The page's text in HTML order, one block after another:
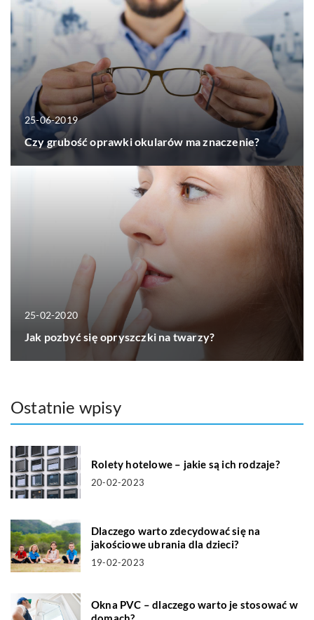
25-06-2019
Czy grubość oprawki okularów ma znaczenie?
25-02-2020
Jak pozbyć się opryszczki na twarzy?
Ostatnie wpisy
Rolety hotelowe – jakie są ich rodzaje?
20-02-2023
Dlaczego warto zdecydować się na
jakościowe ubrania dla dzieci?
19-02-2023
Okna PVC – dlaczego warto je stosować w